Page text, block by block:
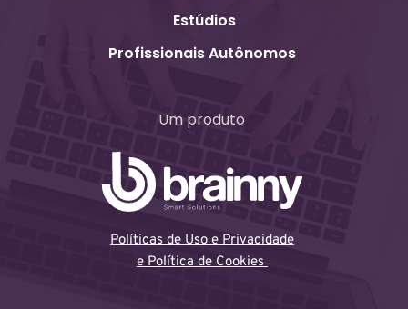
Estúdios
Profissionais Autônomos
Um produto
Políticas de Uso e Privacidade
e Política de Cookies